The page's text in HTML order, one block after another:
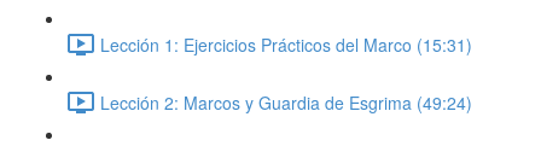
Lección 1: Ejercicios Prácticos del Marco (15:31)
Lección 2: Marcos y Guardia de Esgrima (49:24)